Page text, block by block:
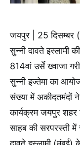
जयपुर | 25 दिसम्बर
सुन्नी दावते इस्लामी
814वां उर्से ख्वाजा
सुन्नी इज्तेमा का
संख्या में अकीदतमंदों
कार्यक्रम जयपुर शहर
साहब की सरपरस्ती